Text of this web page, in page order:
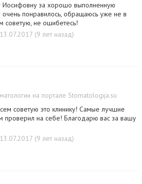
Иосифовну за хорошо выполненную
понравилось, обращаюсь уже не в
советую, не ошибетесь!
(9 лет назад)
на портале Stomatologija.su
советую это клинику! Самые лучшие
проверил на себе! Благодарю вас за вашу
(9 лет назад)